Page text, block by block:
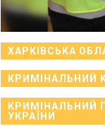
ХАРКІВСЬКА
КРИМІНАЛЬНИЙ
КРИМІНАЛЬНИЙ
УКРАЇНИ